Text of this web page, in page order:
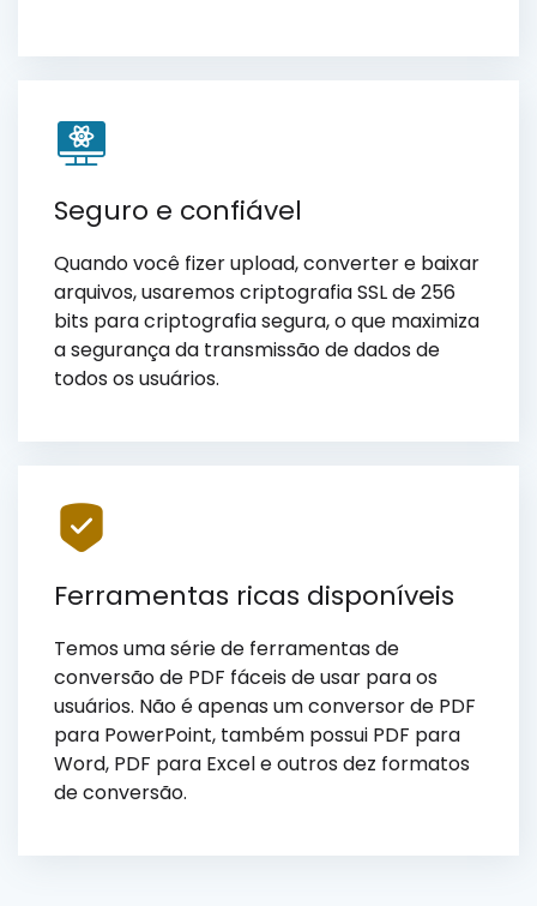
Seguro e confiável
Quando você fizer upload, converter e baixar
arquivos, usaremos criptografia SSL de 256
bits para criptografia segura, o que maximiza
a segurança da transmissão de dados de
todos os usuários.
Ferramentas ricas disponíveis
Temos uma série de ferramentas de
conversão de PDF fáceis de usar para os
usuários. Não é apenas um conversor de PDF
para PowerPoint, também possui PDF para
Word, PDF para Excel e outros dez formatos
de conversão.